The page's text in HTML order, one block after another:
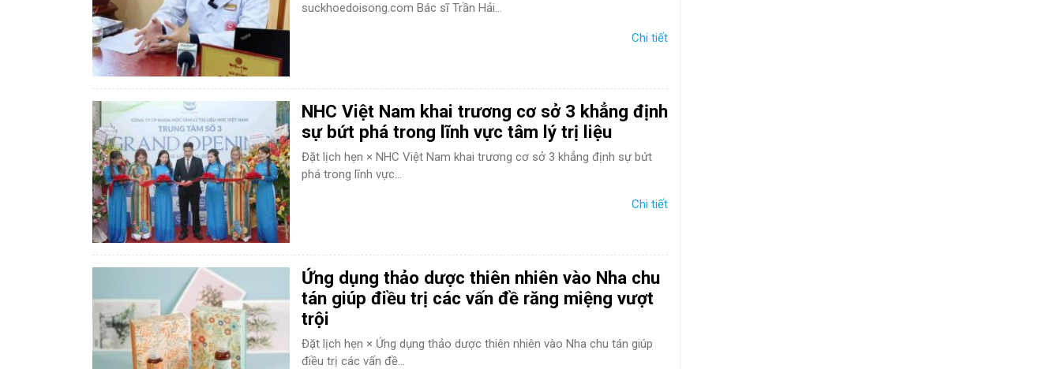
suckhoedoisong.com Bác sĩ Trần Hải...
Chi tiết
NHC Việt Nam khai trương cơ sở 3 khẳng định
sự bứt phá trong lĩnh vực tâm lý trị liệu
Đặt lịch hẹn × NHC Việt Nam khai trương cơ sở 3 khẳng định sự bứt
phá trong lĩnh vực...
Chi tiết
Ứng dụng thảo dược thiên nhiên vào Nha chu
tán giúp điều trị các vấn đề răng miệng vượt
trội
Đặt lịch hẹn × Ứng dụng thảo dược thiên nhiên vào Nha chu tán giúp
điều trị các vấn đề...